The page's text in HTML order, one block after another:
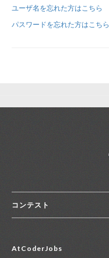
新規登録
ユーザ名を忘れた方はこちら
パスワードを忘れた方はこちら
コンテスト
コンテスト一覧
AtCoderJobs